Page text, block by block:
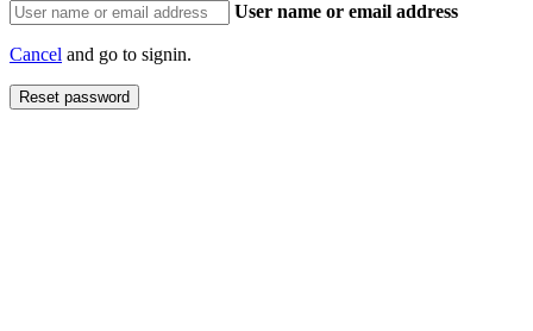
User name or email address
Cancel and go to signin.
Reset password